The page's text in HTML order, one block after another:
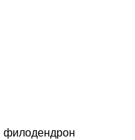
филодендрон